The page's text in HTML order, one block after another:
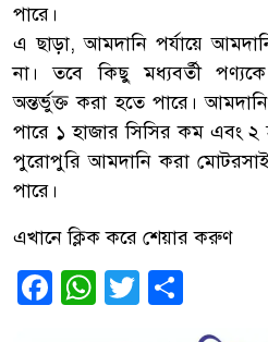
পারে।
এ ছাড়া, আমদানি পর্যায়ে
না। তবে কিছু মধ্যবর্তী
অন্তর্ভুক্ত করা হতে পারে।
পারে ১ হাজার সিসির কম এবং ২
পুরোপুরি আমদানি করা
পারে।
এখানে ক্লিক করে শেয়ার করুণ
Facebook
WhatsApp
Twitter